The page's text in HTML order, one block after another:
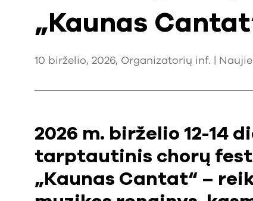
„Kaunas
10 birželio, 2026, Organizatorių inf. |
2026 m. birželio 12-14
tarptautinis chorų
„Kaunas Cantat“ –